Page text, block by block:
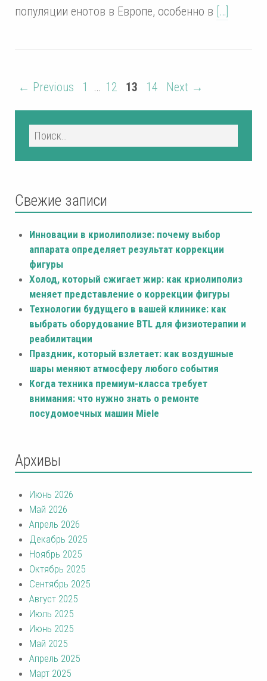
популяции енотов в Европе, особенно в […]
← Previous 1 … 12 13 14 Next →
Свежие записи
Инновации в криолиполизе: почему выбор
аппарата определяет результат коррекции
фигуры
Холод, который сжигает жир: как криолиполиз
меняет представление о коррекции фигуры
Технологии будущего в вашей клинике: как
выбрать оборудование BTL для физиотерапии и
реабилитации
Праздник, который взлетает: как воздушные
шары меняют атмосферу любого события
Когда техника премиум-класса требует
внимания: что нужно знать о ремонте
посудомоечных машин Miele
Архивы
Июнь 2026
Май 2026
Апрель 2026
Декабрь 2025
Ноябрь 2025
Октябрь 2025
Сентябрь 2025
Август 2025
Июль 2025
Июнь 2025
Май 2025
Апрель 2025
Март 2025